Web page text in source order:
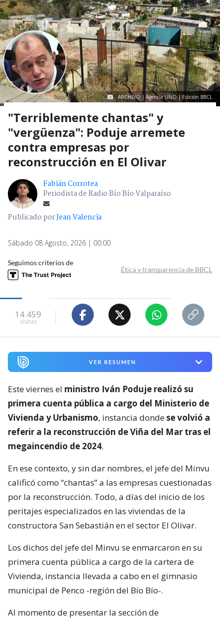
ARCHIVO | Agencia UNO | Edición BBCL
"Terriblemente chantas" y
"vergüenza": Poduje arremete
contra empresas por
reconstrucción en El Olivar
Fabián Corrotea
Periodista de Radio Bío Bío Valparaíso
Publicado porJean Valencia
Sábado 08 Agosto, 2026 | 00:00
Seguimos criterios de
Ética y transparencia de BBCL
14.459
visitas
VER RESUMEN
Este viernes el ministro Iván Poduje realizó su
primera cuenta pública a cargo del Ministerio de
Vivienda y Urbanismo, instancia dondese volvió a
referir a la reconstrucción de Viña del Mar tras el
megaincendio de 2024.
En ese contexto, y sin dar nombres, el jefe del Minvu
calificó como “chantas” a las empresas cuestionadas
por la reconstrucción. Todo, a días del inicio de los
peritajes especializados en las viviendas de la
constructora San Sebastián en el sector El Olivar.
Los dichos del jefe del Minvu se enmarcaron en su
primera cuenta pública a cargo de la cartera de
Vivienda, instancia llevada a cabo en el gimnasio
municipal de Penco -región del Bío Bío-.
Al momento de presentar la sección de